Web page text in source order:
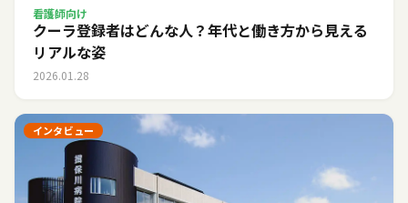
看護師向け
クーラ登録者はどんな人？年代と働き方から見える
リアルな姿
2026.01.28
インタビュー